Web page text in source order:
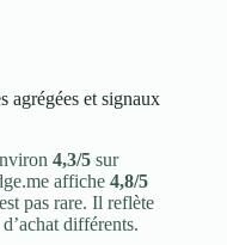
agrégées et signaux
4,3/5 sur
affiche 4,8/5
pas rare. Il reflète
différents.